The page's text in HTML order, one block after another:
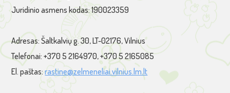
Juridinio asmens kodas: 190023359
Adresas: Šaltkalvių g. 30, LT-02176, Vilnius
Telefonai: +370 5 2164970, +370 5 2165085
El. paštas:rastine@zelmeneliai.vilnius.lm.lt